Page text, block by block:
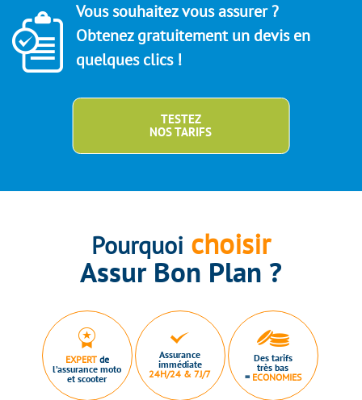
Vous souhaitez vous assurer ?
Obtenez gratuitement un devis en
quelques clics !
TESTEZ
NOS TARIFS
Pourquoi choisir
Assur Bon Plan ?
EXPERTde
l’assurance moto
et scooter
Assurance
immédiate
24H/24 & 7J/7
Des tarifs
très bas
= ECONOMIES